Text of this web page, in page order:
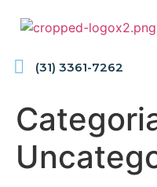
(31) 3361-7262